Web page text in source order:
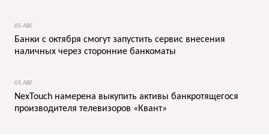
05 АВГ
Банки с октября смогут запустить сервис внесения
наличных через сторонние банкоматы
05 АВГ
NexTouch намерена выкупить активы банкротящегося
производителя телевизоров «Квант»